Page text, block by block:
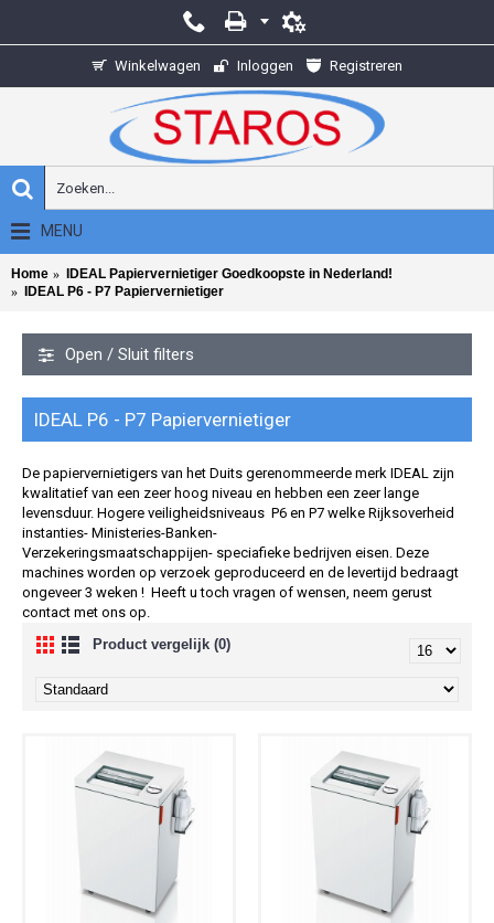
Winkelwagen Inloggen Registreren
MENU
Home
IDEAL Papiervernietiger Goedkoopste in Nederland!
IDEAL P6 - P7 Papiervernietiger
Open / Sluit filters
IDEAL P6 - P7 Papiervernietiger
De papiervernietigers van het Duits gerenommeerde merk IDEAL zijn
kwalitatief van een zeer hoog niveau en hebben een zeer lange
levensduur. Hogere veiligheidsniveaus P6 en P7 welke Rijksoverheid
instanties- Ministeries-Banken-
Verzekeringsmaatschappijen- speciafieke bedrijven eisen. Deze
machines worden op verzoek geproduceerd en de levertijd bedraagt
ongeveer 3 weken ! Heeft u toch vragen of wensen, neem gerust
contact met ons op.
Product vergelijk (0)